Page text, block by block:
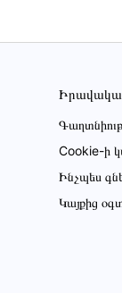
Cookie-ի
Ինչպես
Կայքից